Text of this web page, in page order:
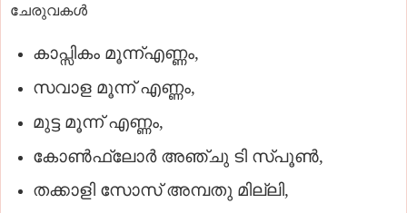
ചേരുവകള്‍
കാപ്സികം മൂന്ന്എണ്ണം,
സവാള മൂന്ന് എണ്ണം,
മുട്ട മൂന്ന് എണ്ണം,
കോണ്‍ഫ്ലോര്‍ അഞ്ചു ടി സ്പൂണ്‍,
തക്കാളി സോസ് അമ്പതു മില്ലി,